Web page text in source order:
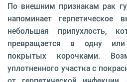
По внешним признакам рак
напоминает герпетическое
небольшая припухлость,
превращается в одну или
покрытых корочками.
уплотненного участка с